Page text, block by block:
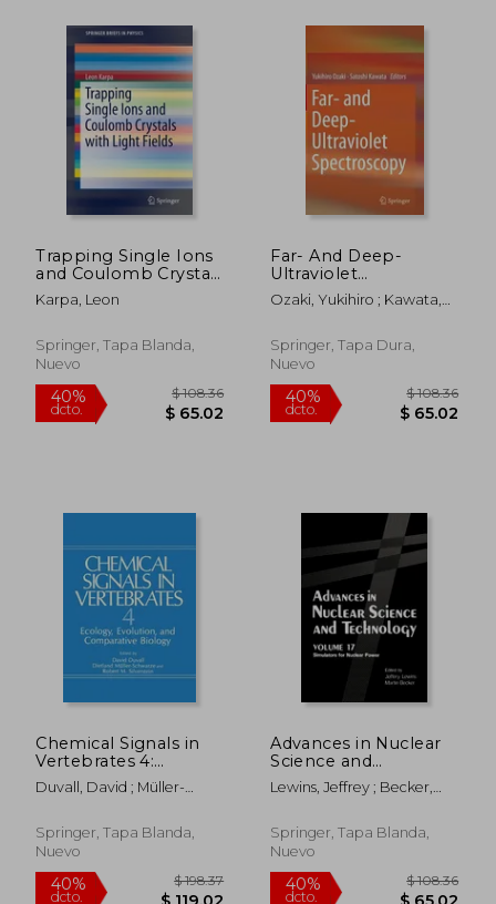
40%
dcto. $ 71.85
40%
40%
dcto. $ 69.68
40%
dcto.
Trapping Single Ions
and Coulomb Crystals
with Light Fields (en
Inglés)
Karpa, Leon
Springer, Tapa Blanda,
Nuevo
Far- And Deep-
Ultraviolet
Spectroscopy (en
Inglés)
Ozaki, Yukihiro ; Kawata,
Springer, Tapa Dura,
Nuevo
Chemical Signals in
Vertebrates 4:
Ecology, Evolution,
and Comparative
Duvall, David ; Müller-
Silverstein, Robert M.
Springer, Tapa Blanda,
Nuevo
Advances in Nuclear
Science and
Technology:
Simulators for
Inglés)
Lewins, Jeffrey ; Becker,
Springer, Tapa Blanda,
Nuevo